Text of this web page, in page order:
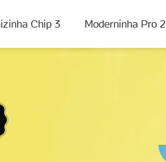
Chip 3 Moderninha Pro 2